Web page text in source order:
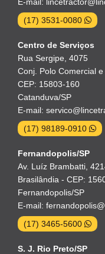
(17) 3531-0080
Centro de Serviços
Rua Sergipe, 4075
Conj. Polo Comercial
CEP: 15803-160
Catanduva/SP
E-mail:
(17) 98189-0910
Fernandopolis/SP
Av. Luíz Brambatti,
Brasilândia - CEP:
Fernandopolis/SP
E-mail:
(17) 3465-5600
S. J. Rio Preto/SP